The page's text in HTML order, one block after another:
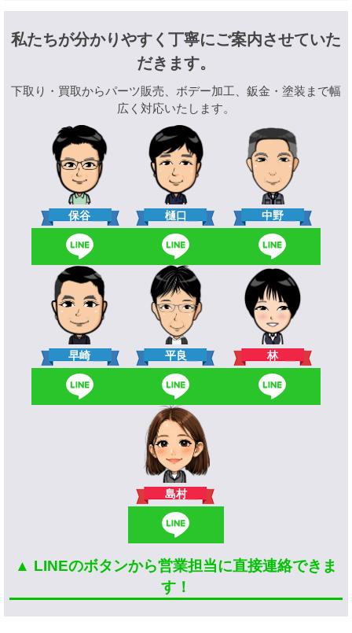
私たちが分かりやすく丁寧にご案内させていた
だきます。
下取り・買取からパーツ販売、ボデー加工、鈑金・塗装まで幅
広く対応いたします。
保谷 樋口 中野
早崎 平良 林
島村
▲ LINEのボタンから営業担当に直接連絡できま
す！